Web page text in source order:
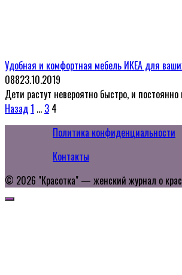
Удобная и комфортная мебель ИКЕА для
08823.10.2019
Дети растут невероятно быстро, и постоянно
Пагинация
записей
Назад1 … 3 4
Политика конфиденциальности
Контакты
© 2026 "Красотка" — женский журнал о